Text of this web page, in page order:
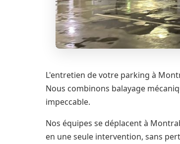
L'entretien de votre parking à
Nous combinons balayage
impeccable.
Nos équipes se déplacent à
en une seule intervention, sans